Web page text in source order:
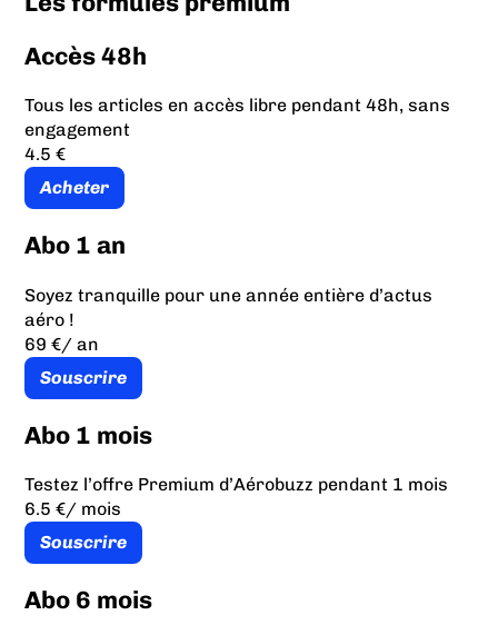
Accès 48h
Tous les articles en accès libre pendant 48h, sans
engagement
4.5 €
Acheter
Abo 1 an
Soyez tranquille pour une année entière d’actus
aéro !
69 €/ an
Souscrire
Abo 1 mois
Testez l’offre Premium d’Aérobuzz pendant 1 mois
6.5 €/ mois
Souscrire
Abo 6 mois